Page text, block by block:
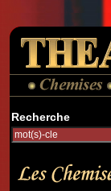
Recherche